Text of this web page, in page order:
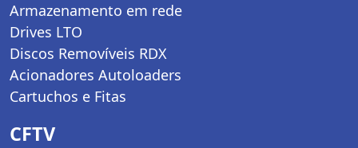
Armazenamento em rede
Drives LTO
Discos Removíveis RDX
Acionadores Autoloaders
Cartuchos e Fitas
CFTV